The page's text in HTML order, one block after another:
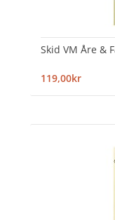
Skid VM Åre &
119,00kr